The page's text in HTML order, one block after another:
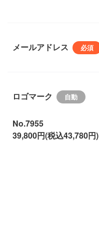
メールアドレス
ロゴマーク
No.7955
39,800円(税込43,780円)